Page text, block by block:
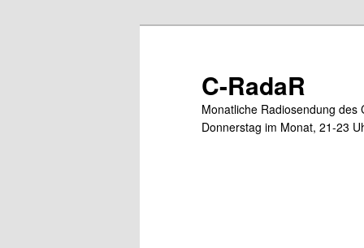
C-RadaR
Monatliche Radiosendung
Donnerstag im Monat, 21-23